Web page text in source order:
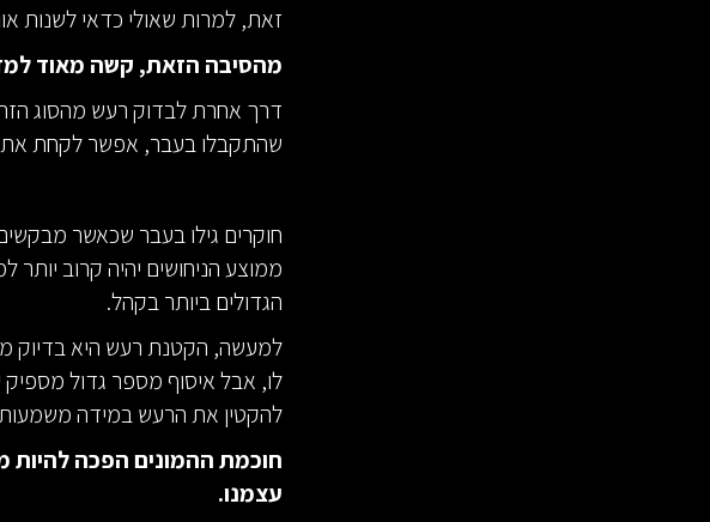
זאת, למרות שאולי כדאי לשנות
מהסיבה הזאת, קשה מאוד
דרך אחרת לבדוק רעש מהסוג
שהתקבלו בעבר, אפשר לקחת את
חוקרים גילו בעבר שכאשר
ממוצע הניחושים יהיה קרוב
הגדולים ביותר בקהל.
למעשה, הקטנת רעש היא בדיוק
לו, אבל איסוף מספר גדול מספיק
להקטין את הרעש במידה
חוכמת ההמונים הפכה להיות
עצמנו.